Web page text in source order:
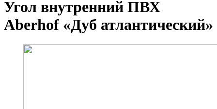
Угол внутренний ПВХ
Aberhof «Дуб атлантический»